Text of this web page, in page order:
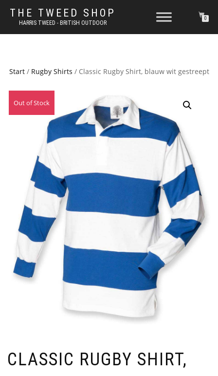
THE TWEED SHOP
HARRIS TWEED - BRITISH OUTDOOR
0
Start/ Rugby Shirts / Classic Rugby Shirt, blauw wit gestreept
Out of Stock
CLASSIC RUGBY SHIRT,